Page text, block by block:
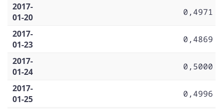
2017-
01-20
0,4971
2017-
01-23
0,4869
2017-
01-24
0,5000
2017-
01-25
0,4996